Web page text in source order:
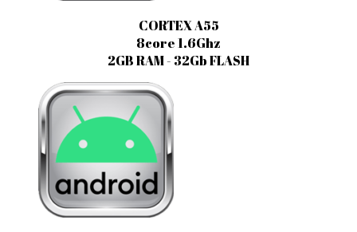
CORTEX A55
8core 1.6Ghz
2GB RAM - 32Gb FLASH